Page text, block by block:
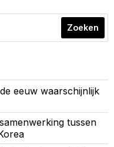
Zoeken
eeuw waarschijnlijk
tussen